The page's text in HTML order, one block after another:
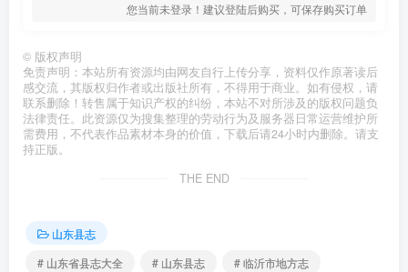
您当前未登录！建议登陆后购买，可保存购买订单
© 版权声明
免责声明：本站所有资源均由网友自行上传分享，资料仅作原著读后
感交流，其版权归作者或出版社所有，不得用于商业。如有侵权，请
联系删除！转售属于知识产权的纠纷，本站不对所涉及的版权问题负
法律责任。此资源仅为搜集整理的劳动行为及服务器日常运营维护所
需费用，不代表作品素材本身的价值，下载后请24小时内删除。请支
持正版。
THE END
山东县志
# 山东省县志大全
# 山东县志
# 临沂市地方志